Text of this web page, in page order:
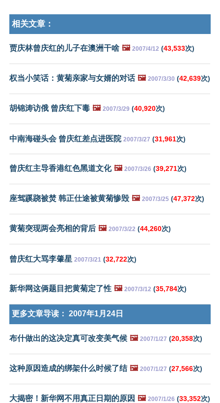
相关文章：
贾庆林曾庆红的儿子在澳洲干啥 🖼️ 2007/4/12 (43,533次)
权当小笑话：黄菊亲家与女婿的对话 🖼️ 2007/3/30 (42,639次)
胡锦涛访俄 曾庆红下毒 🖼️ 2007/3/29 (40,920次)
中南海碰头会 曾庆红差点进医院 2007/3/27 (31,961次)
曾庆红主导香港红色黑道文化 🖼️ 2007/3/26 (39,271次)
座驾蹊跷被焚 韩正仕途被黄菊惨毁 🖼️ 2007/3/25 (47,372次)
黄菊突现两会亮相的背后 🖼️ 2007/3/22 (44,260次)
曾庆红大骂李肇星 2007/3/21 (32,722次)
新华网这俩题目把黄菊定了性 🖼️ 2007/3/12 (35,784次)
更多文章导读： 2007年1月24日
布什做出的这决定真可改变美气候 🖼️ 2007/1/27 (20,358次)
这种原因造成的绑架什么时候了结 🖼️ 2007/1/27 (27,566次)
大揭密！新华网不用真正日期的原因 🖼️ 2007/1/26 (33,352次)